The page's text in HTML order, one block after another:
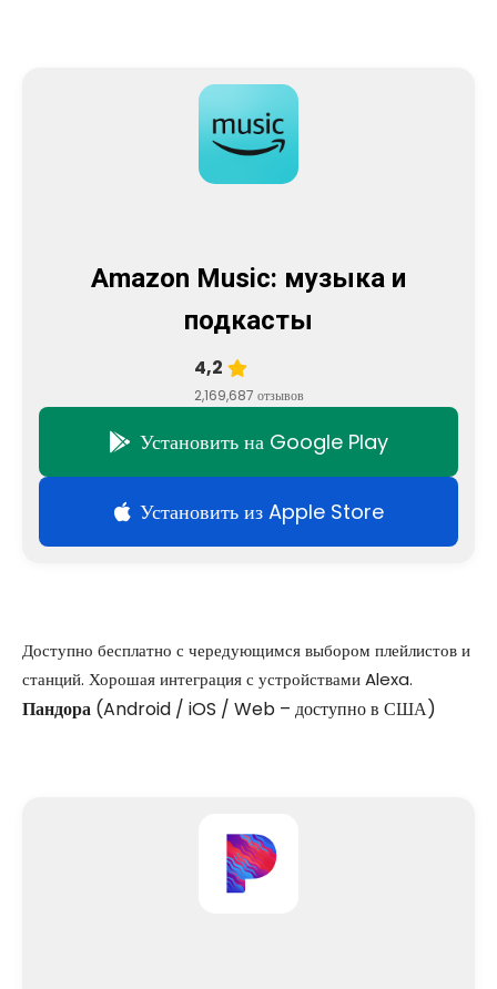
Amazon Music: музыка и
подкасты
4,2
2,169,687 отзывов
Установить на Google Play
Установить из Apple Store
Доступно бесплатно с чередующимся выбором плейлистов и
станций. Хорошая интеграция с устройствами Alexa.
Пандора (Android / iOS / Web – доступно в США)